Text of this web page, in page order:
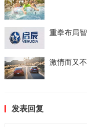
重拳布局
激情而又
发表回复